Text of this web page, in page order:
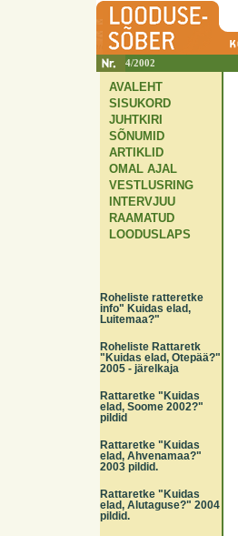
4/2002
AVALEHT
SISUKORD
JUHTKIRI
SÕNUMID
ARTIKLID
OMAL AJAL
VESTLUSRING
INTERVJUU
RAAMATUD
LOODUSLAPS
Roheliste ratteretke
info" Kuidas elad,
Luitemaa?"
Roheliste Rattaretk
"Kuidas elad, Otepää?"
2005 - järelkaja
Rattaretke "Kuidas
elad, Soome 2002?"
pildid
Rattaretke "Kuidas
elad, Ahvenamaa?"
2003 pildid.
Rattaretke "Kuidas
elad, Alutaguse?" 2004
pildid.